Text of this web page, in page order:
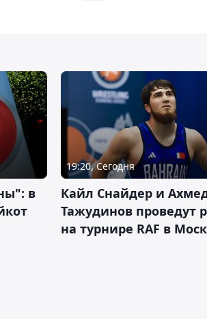
в
19:20, Сегодня
Кайл Снайдер и
Тажудинов проведут
на турнире RAF в